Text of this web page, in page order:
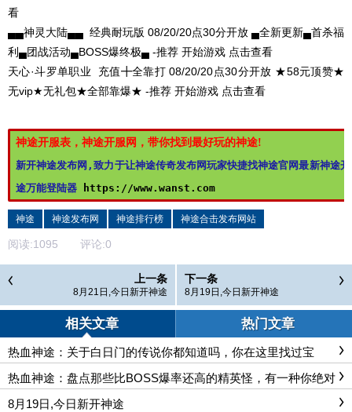
看
▄▄神灵大陆▄▄ 经典耐玩版 08/20/20点30分开放 ▄全新更新▄首杀福
利▄团战活动▄BOSS爆终极▄ -推荐 开始游戏 点击查看
天心·斗罗单职业
充值╋全靠打 08/20/20点30分开放 ★58元顶赞★
无vip★无礼包★全部靠爆★ -推荐 开始游戏 点击查看
神途开服表，神途开服网，带你找到最好玩的神途!
新开神途发布网,致力于让神途传奇发布网玩家快捷找神途官网最新神途
途万能登陆器
https://www.wanst.com
神途 神途发布网 神途排行榜 神途合击发布网站
阅读:1095 评论:0
上一条
8月21日,今日新开神途
下一条
8月19日,今日新开神途
相关文章 热门文章
热血神途：关于白日门的传说你都知道吗，你在这里找过宝
宝？
热血神途：盘点那些比BOSS爆率还高的精英怪，有一种你绝对
想不到
8月19日,今日新开神途